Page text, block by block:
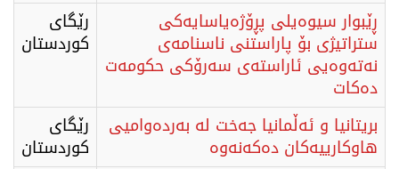
ڕێبوار سیوەیلی پڕۆژەیاسایەکی
ستراتیژی بۆ پاراستنی ناسنامەی
نەتەوەیی ئاراستەی سەرۆکی حکومەت
دەکات
رێگای
كوردستان
بریتانیا و ئەڵمانیا جەخت لە بەردەوامیی
هاوکارییەکان دەکەنەوە
رێگای
كوردستان